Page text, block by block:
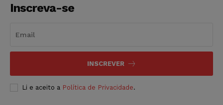
Inscreva-se
INSCREVER
Li e aceito a Política de Privacidade.